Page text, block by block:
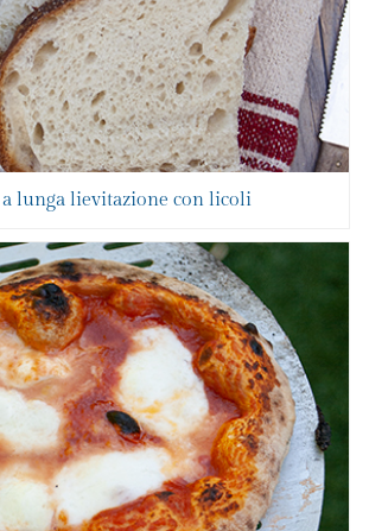
a lunga lievitazione con licoli